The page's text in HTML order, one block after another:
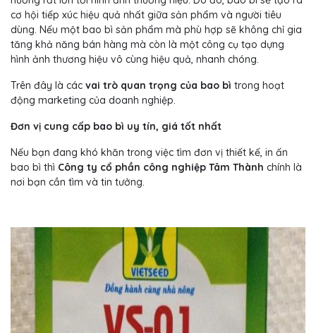
cơ hội tiếp xúc hiệu quả nhất giữa sản phẩm và người tiêu
dùng. Nếu một bao bì sản phẩm mà phù hợp sẽ không chỉ gia
tăng khả năng bán hàng mà còn là một công cụ tạo dựng
hình ảnh thương hiệu vô cùng hiệu quả, nhanh chóng.
Trên đây là các vai trò quan trọng của bao bì trong hoạt
động marketing của doanh nghiệp.
Đơn vị cung cấp bao bì uy tín, giá tốt nhất
Nếu bạn đang khó khăn trong việc tìm đơn vị thiết kế, in ấn
bao bì thì Công ty cổ phần công nghiệp Tâm Thành chính là
nơi bạn cần tìm và tin tưởng.